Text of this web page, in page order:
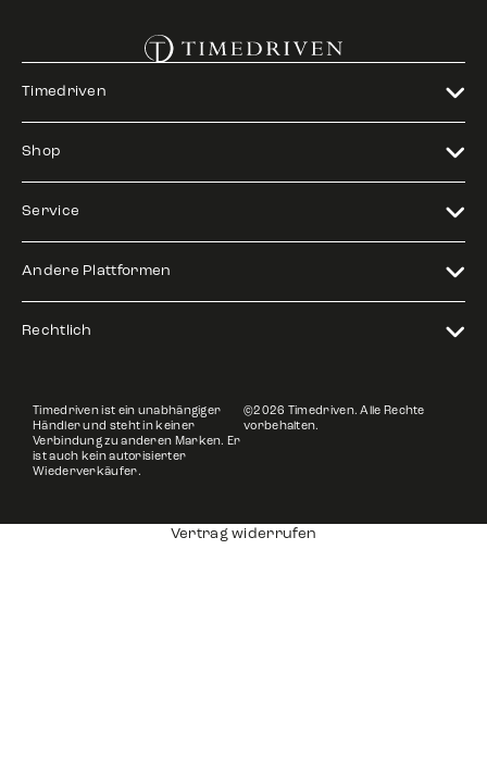
Timedriven
Shop
Service
Andere Plattformen
Rechtlich
Timedriven ist ein unabhängiger
Händler und steht in keiner
Verbindung zu anderen Marken. Er
ist auch kein autorisierter
Wiederverkäufer.
©2026 Timedriven. Alle Rechte
vorbehalten.
Vertrag widerrufen